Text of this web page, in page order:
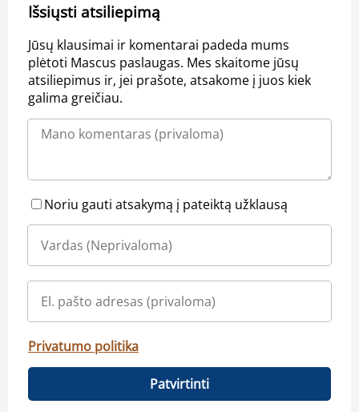
Išsiųsti atsiliepimą
Jūsų klausimai ir komentarai padeda mums
plėtoti Mascus paslaugas. Mes skaitome jūsų
atsiliepimus ir, jei prašote, atsakome į juos kiek
galima greičiau.
Noriu gauti atsakymą į pateiktą užklausą
Privatumo politika
Patvirtinti